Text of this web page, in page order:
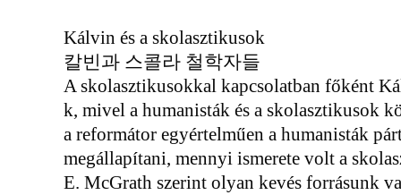
Kálvin és a skolasztikusok
칼빈과 스콜라 철학자들
A skolasztikusokkal kapcsolatban főként
k, mivel a humanisták és a skolasztikusok
a reformátor egyértelműen a humanisták
megállapítani, mennyi ismerete volt a
E. McGrath szerint olyan kevés forrásunk